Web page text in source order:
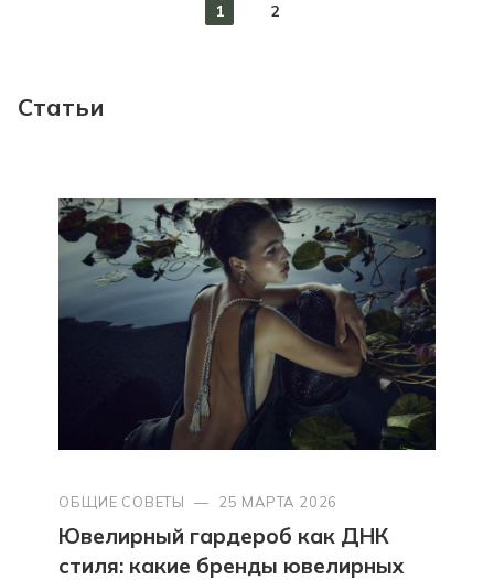
1 2
Статьи
ОБЩИЕ СОВЕТЫ — 25 МАРТА 2026
Ювелирный гардероб как ДНК
стиля: какие бренды ювелирных